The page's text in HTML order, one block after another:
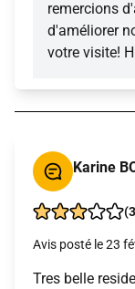
remercions
d'améliorer
votre visite!
Karine
Avis posté le 23
Tres belle